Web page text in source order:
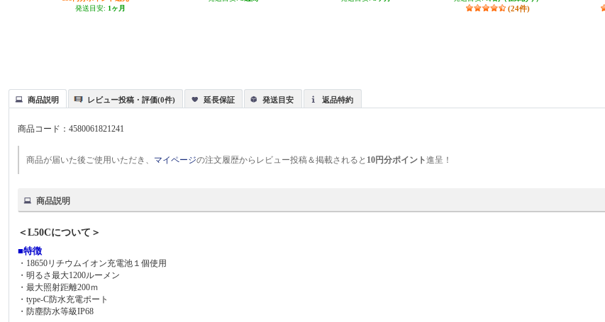
発送目安: 1ヶ月 (24件)
商品説明 レビュー投稿・評価(0件) 延長保証 発送目安 返品特約
商品コード：4580061821241
商品が届いた後ご使用いただき、 マイページの注文履歴からレビュー投稿＆掲載されると 10円分ポイント進呈！
商品説明
＜L50Cについて＞
■特徴
・18650リチウムイオン充電池１個使用
・明るさ最大1200ルーメン
・最大照射距離200ｍ
・type-C防水充電ポート
・防塵防水等級IP68